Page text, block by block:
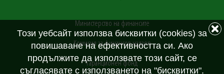
Министерство на финансите
Комисия за финансов надзор
Гаранционен фонд
Този уебсайт използва бисквитки (cookies) за
повишаване на ефективността си. Ако
продължите да използвате този сайт, се
съгласявате с използването на "бисквитки".